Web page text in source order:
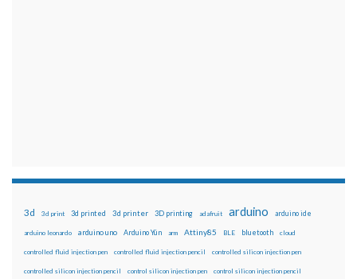
3d 3d print 3d printed 3d printer 3D printing adafruit arduino arduino ide
arduino leonardo arduino uno Arduino Yún arm Attiny85 BLE bluetooth cloud
controlled fluid injection pen controlled fluid injection pencil controlled silicon injection pen
controlled silicon injection pencil control silicon injection pen control silicon injection pencil